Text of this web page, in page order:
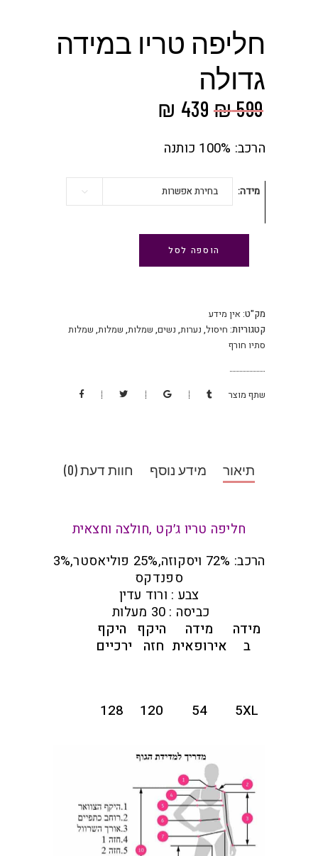
חליפה טריו במידה
גדולה
₪599
המחיר
היה:
₪ 599.
₪ 439
₪ 439.
הרכב: 100% כותנה
מידה בחירת אפשרות
הוספה לסל
מק"ט: אין מידע
קטגוריות: חיסול, נערות, נשים, שמלות, שמלות, שמלות
סתיו חורף
שתף מוצר
תיאור מידע נוסף חוות דעת (0)
חליפה טריו ג׳קט ,חולצה וחצאית
הרכב: 72% ויסקוזה,25% פוליאסטר,3%
ספנדקס
צבע : ורוד עדין
כביסה : 30 מעלות
מידה
ב
מידה
אירופאית
היקף
חזה
היקף
ירכיים
5XL
54
120
128